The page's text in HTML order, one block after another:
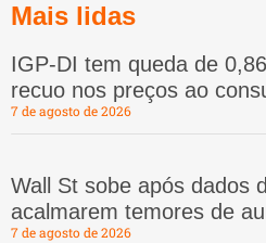
Mais lidas
IGP-DI tem queda de
recuo nos preços ao
7 de agosto de 2026
Wall St sobe após dados
acalmarem temores de
7 de agosto de 2026